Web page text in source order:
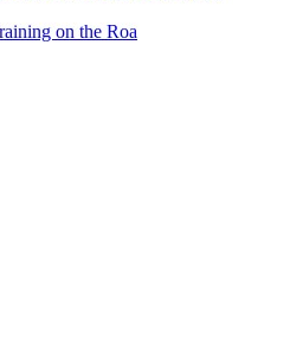
on the Roa